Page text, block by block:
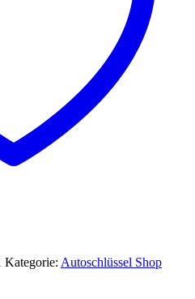
Kategorie: Autoschlüssel Shop